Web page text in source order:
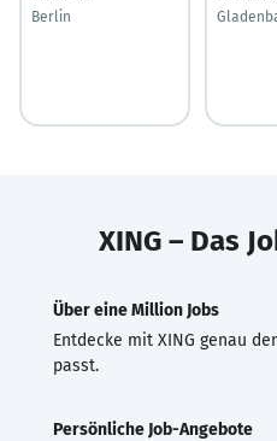
Berlin
XING – Das
Über eine Million Jobs
Entdecke mit XING genau
passt.
Persönliche Job-Angebote